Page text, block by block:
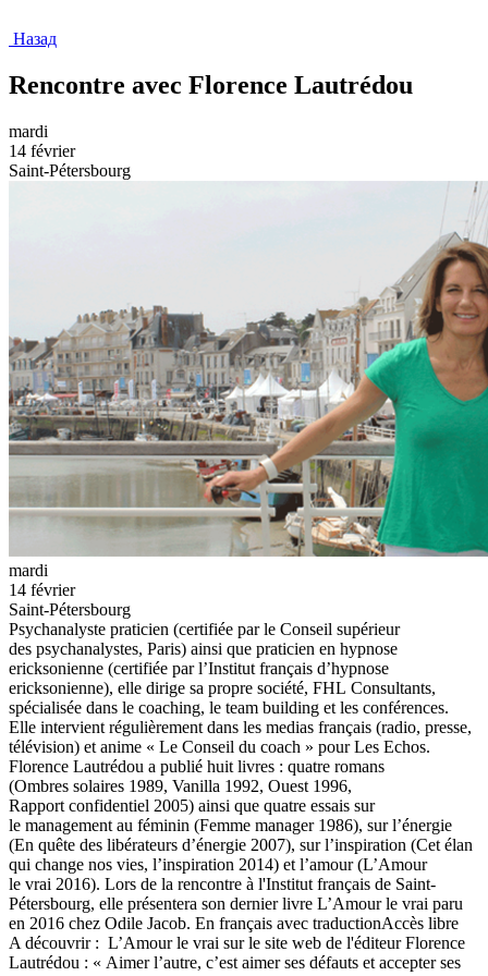
Назад
Rencontre avec Florence Lautrédou
mardi
14 février
Saint-Pétersbourg
mardi
14 février
Saint-Pétersbourg
Psychanalyste praticien (certifiée par le Conseil supérieur
des psychanalystes, Paris) ainsi que praticien en hypnose
ericksonienne (certifiée par l’Institut français d’hypnose
ericksonienne), elle dirige sa propre société, FHL Consultants,
spécialisée dans le coaching, le team building et les conférences.
Elle intervient régulièrement dans les medias français (radio, presse,
télévision) et anime « Le Conseil du coach » pour Les Echos.
Florence Lautrédou a publié huit livres : quatre romans
(Ombres solaires 1989, Vanilla 1992, Ouest 1996,
Rapport confidentiel 2005) ainsi que quatre essais sur
le management au féminin (Femme manager 1986), sur l’énergie
(En quête des libérateurs d’énergie 2007), sur l’inspiration (Cet élan
qui change nos vies, l’inspiration 2014) et l’amour (L’Amour
le vrai 2016). Lors de la rencontre à l'Institut français de Saint-
Pétersbourg, elle présentera son dernier livre L’Amour le vrai paru
en 2016 chez Odile Jacob. En français avec traductionAccès libre
A découvrir : L’Amour le vrai sur le site web de l'éditeur Florence
Lautrédou : « Aimer l’autre, c’est aimer ses défauts et accepter ses